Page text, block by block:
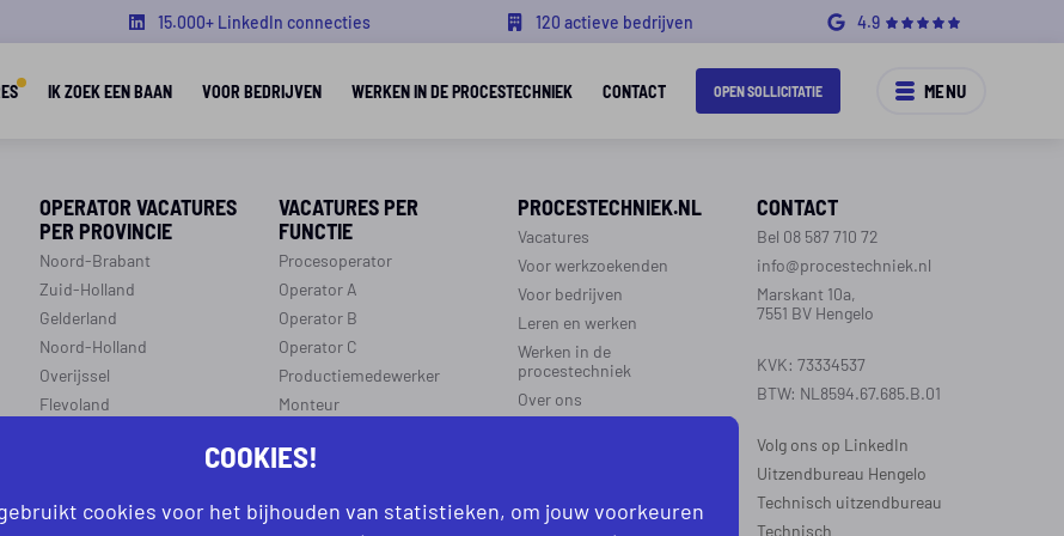
15.000+ LinkedIn connecties 120 actieve bedrijven 4.9
IK ZOEK EEN BAAN VOOR BEDRIJVEN WERKEN IN DE PROCESTECHNIEK CONTACT OPEN SOLLICITATIE MENU
OPERATOR VACATURES
PER PROVINCIE
Noord-Brabant
Zuid-Holland
Gelderland
Noord-Holland
Overijssel
Flevoland
Groningen
VACATURES PER
FUNCTIE
Procesoperator
Operator A
Operator B
Operator C
Productiemedewerker
Monteur
Aanmelden leren en werken
PROCESTECHNIEK.NL
Vacatures
Voor werkzoekenden
Voor bedrijven
Leren en werken
Werken in de
procestechniek
Over ons
REGIO’S WERKZAAM
CONTACT
Bel 08 587 710 72
info@procestechniek.nl
Marskant 10a,
7551 BV Hengelo
KVK: 73334537
BTW: NL8594.67.685.B.01
Volg ons op LinkedIn
Uitzendbureau Hengelo
Technisch uitzendbureau
Technisch
COOKIES!
cookies voor het bijhouden van statistieken, om jouw voorkeuren